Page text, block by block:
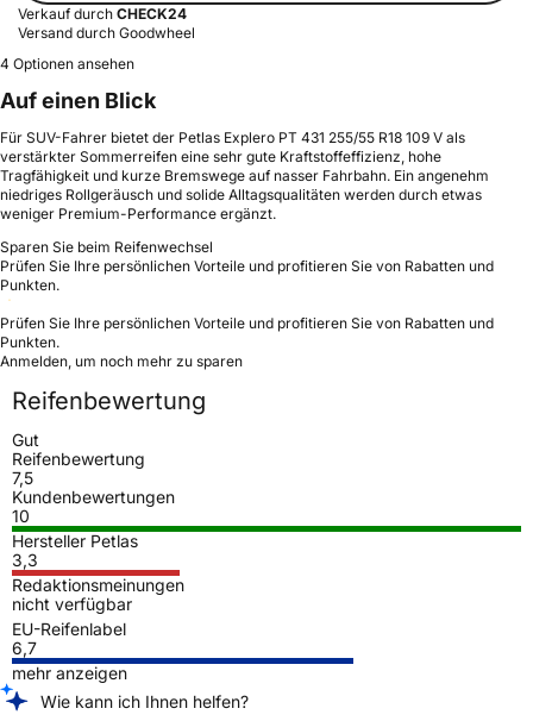
Verkauf durch CHECK24
Versand durch Goodwheel
4 Optionen ansehen
Auf einen Blick
Für SUV-Fahrer bietet der Petlas Explero PT 431 255/55 R18 109 V als
verstärkter Sommerreifen eine sehr gute Kraftstoffeffizienz, hohe
Tragfähigkeit und kurze Bremswege auf nasser Fahrbahn. Ein angenehm
niedriges Rollgeräusch und solide Alltagsqualitäten werden durch etwas
weniger Premium-Performance ergänzt.
Sparen Sie beim Reifenwechsel
Prüfen Sie Ihre persönlichen Vorteile und profitieren Sie von Rabatten und
Punkten.
Prüfen Sie Ihre persönlichen Vorteile und profitieren Sie von Rabatten und
Punkten.
Anmelden, um noch mehr zu sparen
Reifenbewertung
Gut
Reifenbewertung
7,5
Kundenbewertungen
10
Hersteller Petlas
3,3
Redaktionsmeinungen
nicht verfügbar
EU-Reifenlabel
6,7
mehr anzeigen
Wie kann ich Ihnen helfen?